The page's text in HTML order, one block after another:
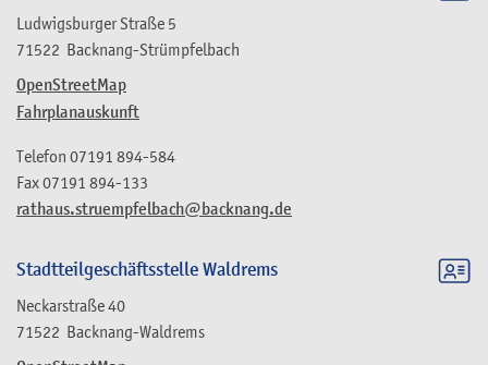
Ludwigsburger Straße 5
71522 Backnang-Strümpfelbach
OpenStreetMap
Fahrplanauskunft
rathaus.struempfelbach@backnang.de
Telefon 07191 894-584
Fax07191 894-133
Stadtteilgeschäftsstelle Waldrems
Neckarstraße 40
71522 Backnang-Waldrems